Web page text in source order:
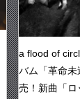
a flood of
バム「革命
売！新曲「